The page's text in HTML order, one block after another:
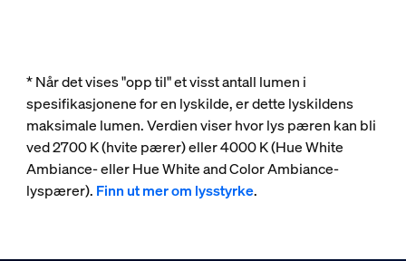
* Når det vises "opp til" et visst antall lumen i
spesifikasjonene for en lyskilde, er dette lyskildens
maksimale lumen. Verdien viser hvor lys pæren kan bli
ved 2700 K (hvite pærer) eller 4000 K (Hue White
Ambiance- eller Hue White and Color Ambiance-
lyspærer). Finn ut mer om lysstyrke.